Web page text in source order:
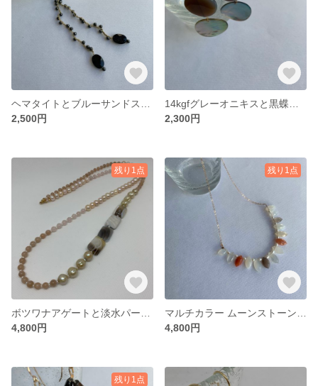
2,500円
2,300円
残り1点
4,800円
残り1点
4,800円
残り1点